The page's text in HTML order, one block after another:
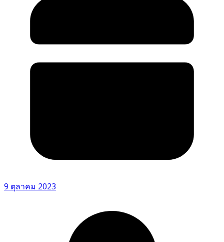
9 ตุลาคม 2023